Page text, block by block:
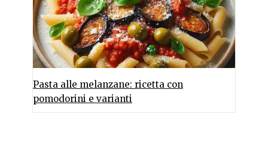
Pasta alle melanzane: ricetta con
pomodorini e varianti